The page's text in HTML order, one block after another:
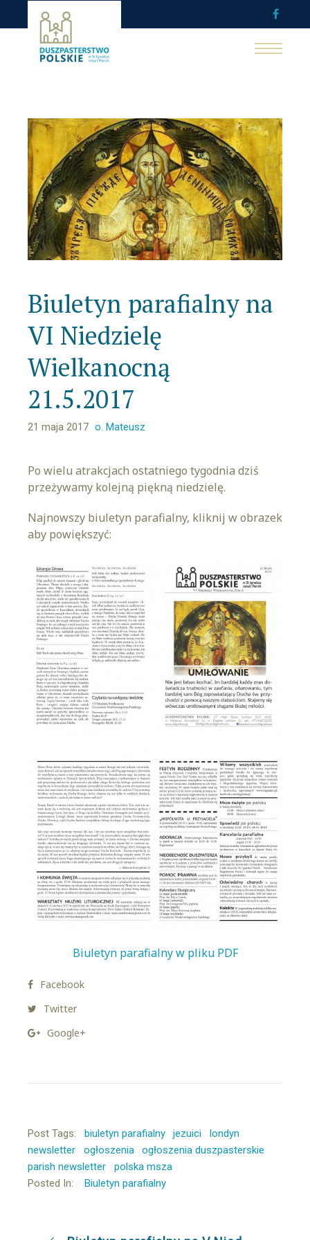
Biuletyn parafialny na
VI Niedzielę
Wielkanocną
21.5.2017
21 maja 2017 o. Mateusz
Po wielu atrakcjach ostatniego tygodnia dziś
przeżywamy kolejną piękną niedzielę.
Najnowszy biuletyn parafialny, kliknij w obrazek
aby powiększyć:
Biuletyn parafialny w pliku PDF
Facebook
Twitter
Google+
Post Tags: biuletyn parafialny jezuici
londyn
newsletter
ogłoszenia
ogłoszenia duszpasterskie
parish newsletter
polska msza
Posted In:
Biuletyn parafialny